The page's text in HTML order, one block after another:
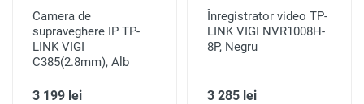
Camera de
supraveghere IP TP-
LINK VIGI
C385(2.8mm), Alb
3 199 lei
Înregistrator video TP-
LINK VIGI NVR1008H-
8P, Negru
3 285 lei